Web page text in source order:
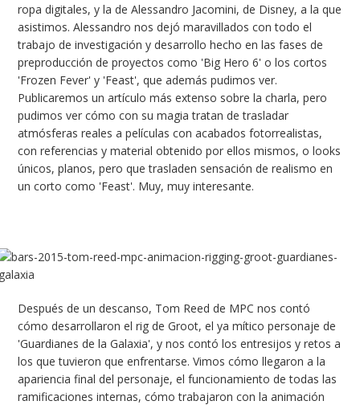
ropa digitales, y la de Alessandro Jacomini, de Disney, a la que
asistimos. Alessandro nos dejó maravillados con todo el
trabajo de investigación y desarrollo hecho en las fases de
preproducción de proyectos como 'Big Hero 6' o los cortos
'Frozen Fever' y 'Feast', que además pudimos ver.
Publicaremos un artículo más extenso sobre la charla, pero
pudimos ver cómo con su magia tratan de trasladar
atmósferas reales a películas con acabados fotorrealistas,
con referencias y material obtenido por ellos mismos, o looks
únicos, planos, pero que trasladen sensación de realismo en
un corto como 'Feast'. Muy, muy interesante.
Después de un descanso, Tom Reed de MPC nos contó
cómo desarrollaron el rig de Groot, el ya mítico personaje de
'Guardianes de la Galaxia', y nos contó los entresijos y retos a
los que tuvieron que enfrentarse. Vimos cómo llegaron a la
apariencia final del personaje, el funcionamiento de todas las
ramificaciones internas, cómo trabajaron con la animación